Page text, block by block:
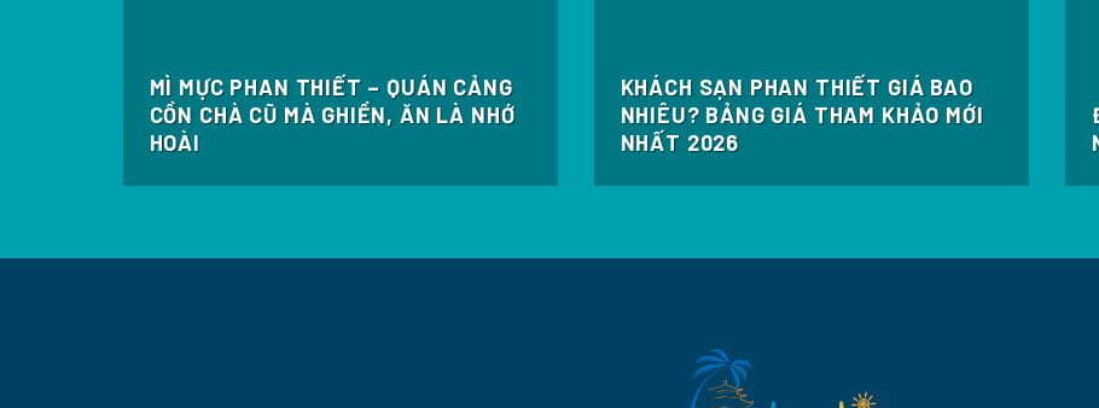
MÌ MỰC PHAN THIẾT – QUÁN CẢNG
CỒN CHÀ CŨ MÀ GHIỀN, ĂN LÀ NHỚ
HOÀI
KHÁCH SẠN PHAN THIẾT GIÁ BAO
NHIÊU? BẢNG GIÁ THAM KHẢO MỚI
NHẤT 2026